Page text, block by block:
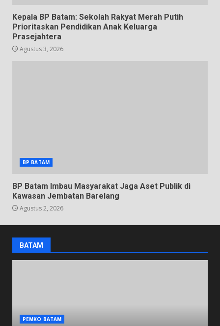
Kepala BP Batam: Sekolah Rakyat Merah Putih
Prioritaskan Pendidikan Anak Keluarga
Prasejahtera
Agustus 3, 2026
BP BATAM
BP Batam Imbau Masyarakat Jaga Aset Publik di
Kawasan Jembatan Barelang
Agustus 2, 2026
BATAM
PEMKO BATAM